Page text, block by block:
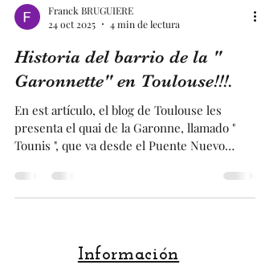
Franck BRUGUIERE
24 oct 2025
4 min de lectura
Garonnette" en Toulouse!!!.
En est artículo, el blog de Toulouse les
presenta el quai de la Garonne, llamado "
hasta el Puente Saint-Michel . Este mulle
plátanos y edificios históricos. También nos